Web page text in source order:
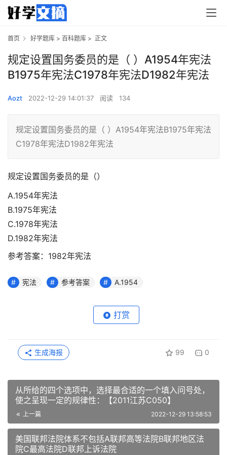
首页 好学题库 > 百科题库 > 正文
规定设置国务委员的是（ ）A1954年宪法
B1975年宪法C1978年宪法D1982年宪法
Aozt 2022-12-29 14:01:37 阅读 134
规定设置国务委员的是（ ）A1954年宪法B1975年宪法
C1978年宪法D1982年宪法
规定设置国务委员的是（）
A.1954年宪法
B.1975年宪法
C.1978年宪法
D.1982年宪法
参考答案：1982年宪法
宪法 参考答案 A.1954
打赏
99 0
生成海报
从所给的四个选项中，选择最合适的一个填入问号处，
使之呈现一定的规律性：【2011江苏C050】
上一篇 2022-12-29 13:58:53
美国联邦法院体系不包括A联邦高等法院B联邦地区法
院C最高法院D联邦上诉法院